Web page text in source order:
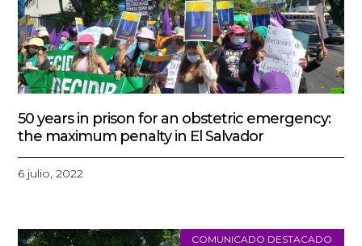
50 years in prison for an obstetric emergency:
the maximum penalty in El Salvador
6 julio, 2022
COMUNICADO DESTACADO